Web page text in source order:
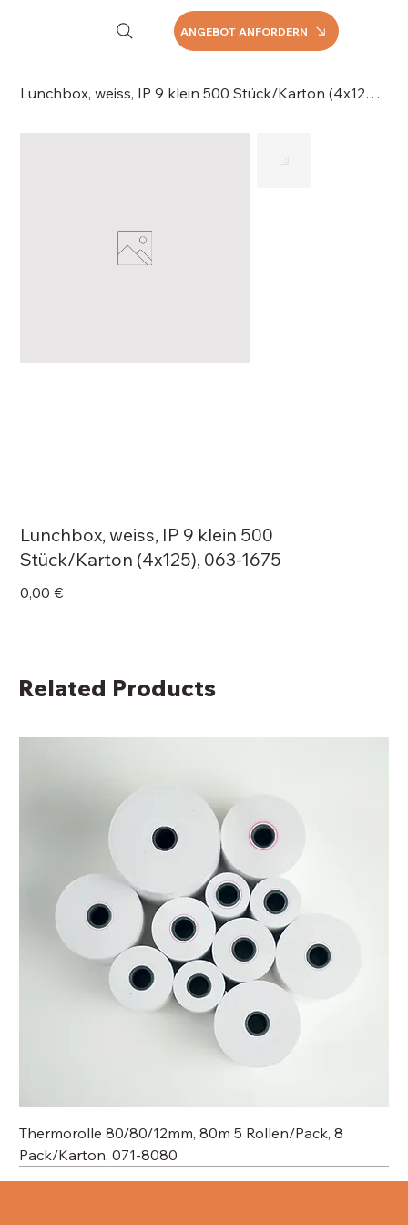
ANGEBOT ANFORDERN
Lunchbox, weiss, IP 9 klein 500 Stück/Karton (4x125), 063-1675
Lunchbox, weiss, IP 9 klein 500
Stück/Karton (4x125), 063-1675
Price
0,00 €
Related Products
Thermorolle 80/80/12mm, 80m 5 Rollen/Pack, 8
Pack/Karton, 071-8080